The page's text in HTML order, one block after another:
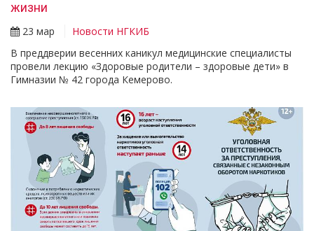
жизни
23 мар
Новости НГКИБ
В преддверии весенних каникул медицинские специалисты
провели лекцию «Здоровые родители – здоровые дети» в
Гимназии № 42 города Кемерово.